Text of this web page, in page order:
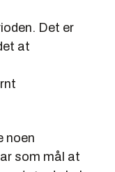
Det er
at
noen
som mål at